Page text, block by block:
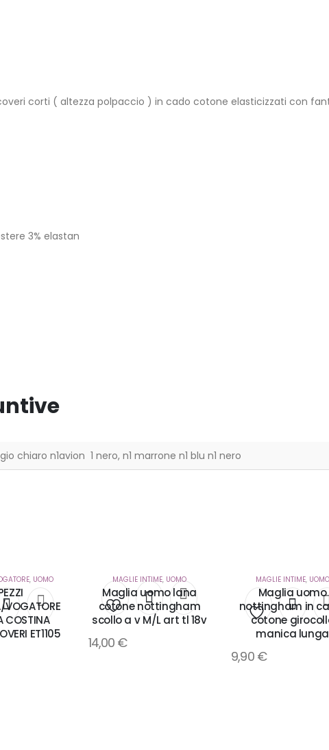
corti ( altezza polpaccio ) in cado cotone elasticizzati con
3% elastan
chiaro n1avion 1 nero, n1 marrone n1 blu n1 nero
, UOMO
COSTINA
ET1105
Aggiungi
alla
MAGLIE INTIME, UOMO
Maglia uomo lana
cotone nottingham
scollo a v M/L art tl 18v
14,00 €
Aggiungi
alla
MAGLIE INTIME, UOMO
Maglia uomo
nottingham in
cotone
manica lunga
9,90 €